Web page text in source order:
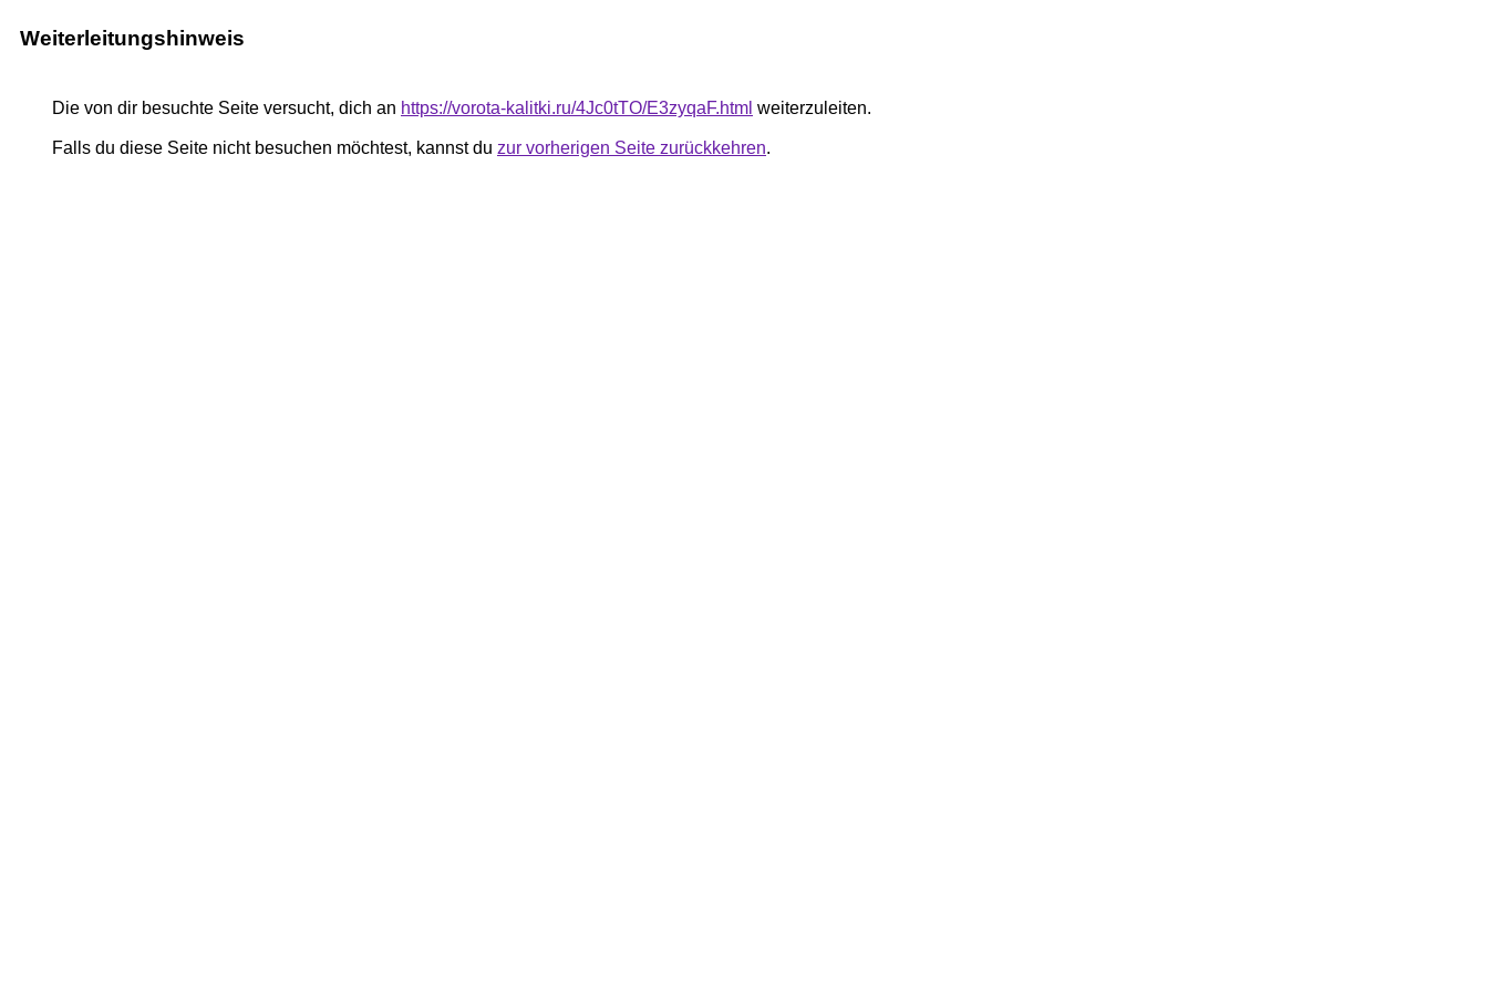
Weiterleitungshinweis
Die von dir besuchte Seite versucht, dich an https://vorota-kalitki.ru/4Jc0tTO/E3zyqaF.html weiterzuleiten.
Falls du diese Seite nicht besuchen möchtest, kannst du zur vorherigen Seite zurückkehren.